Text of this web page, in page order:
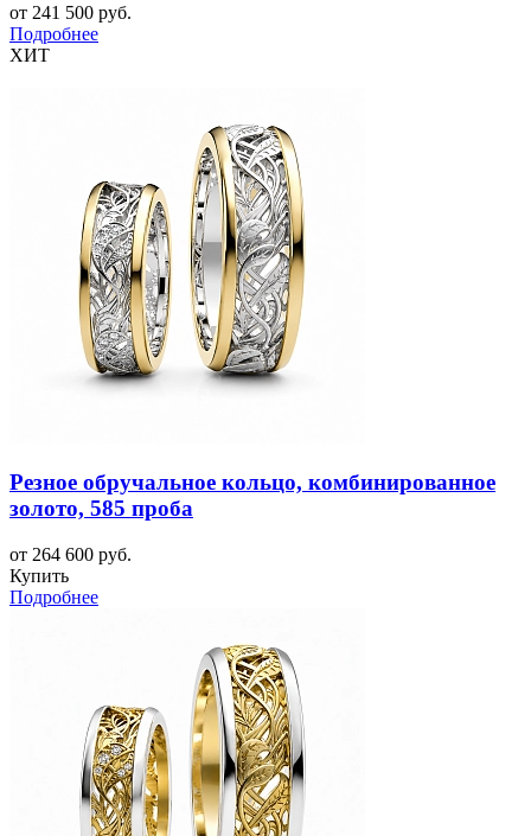
от 241 500 руб.
Подробнее
ХИТ
Резное обручальное кольцо, комбинированное
золото, 585 проба
от 264 600 руб.
Купить
Подробнее